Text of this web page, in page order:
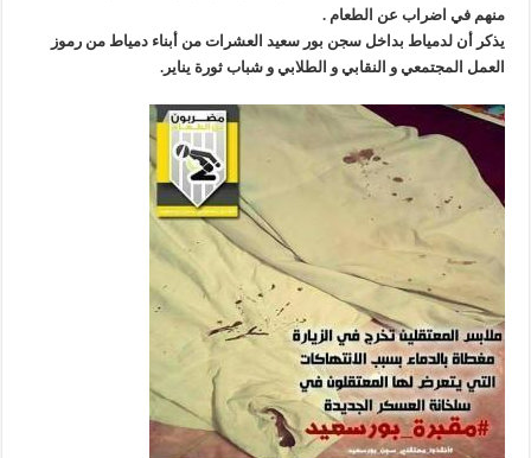
منهم في اضراب عن الطعام .
يذكر أن لدمياط بداخل سجن بور سعيد العشرات من أبناء دمياط من رموز
العمل المجتمعي و النقابي و الطلابي و شباب ثورة يناير.